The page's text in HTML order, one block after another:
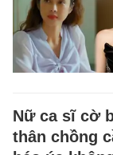
Nữ ca sĩ cờ
thân chồng